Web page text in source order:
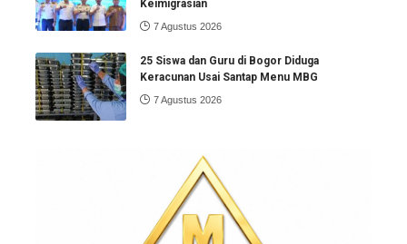
Keimigrasian
7 Agustus 2026
25 Siswa dan Guru di Bogor Diduga
Keracunan Usai Santap Menu MBG
7 Agustus 2026